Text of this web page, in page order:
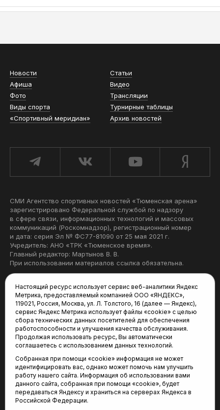
Новости
Статьи
Афиша
Видео
Фото
Трансляции
Виды спорта
Турнирные таблицы
«Спортивный меридиан»
Архив новостей
СМИ Агентство спортивных новостей «Тюменская арена»
зарегистрировано Федеральной службой по надзору
в сфере связи, информационных технологий и массовых
коммуникаций (Роскомнадзор), регистрационный номер
и дата: серия Эл № ФС77-81090 от 25 мая 2021 г.
Учредитель: АНО «ТРК «Тюменское время».
Главный редактор: Мартынов В. В.
При использовании материалов ссылка обязательна.
Редакция:
625035, Тюмень, пр. Геологоразведчиков, 28А
(3452) 68-22-28
tum-arena@mail.ru
Отдел продаж:
(3452) 68-89-78
kotovaev@sibinformburo.ru
Настоящий ресурс использует сервис веб-аналитики Яндекс
Метрика, предоставляемый компанией ООО «ЯНДЕКС»,
119021, Россия, Москва, ул. Л. Толстого, 16 (далее — Яндекс),
сервис Яндекс Метрика использует файлы «cookie» с целью
сбора технических данных посетителей для обеспечения
работоспособности и улучшения качества обслуживания.
Продолжая использовать ресурс, Вы автоматически
соглашаетесь с использованием данных технологий.
Собранная при помощи «cookie» информация не может
идентифицировать вас, однако может помочь нам улучшить
работу нашего сайта. Информация об использовании вами
данного сайта, собранная при помощи «cookie», будет
передаваться Яндексу и храниться на серверах Яндекса в
Российской Федерации.